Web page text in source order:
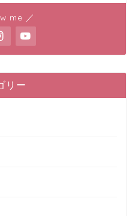
me ／
リー